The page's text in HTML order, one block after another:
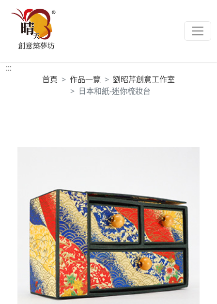
:::
首頁
作品一覽
劉昭芹創意工作室
日本和紙-迷你梳妝台